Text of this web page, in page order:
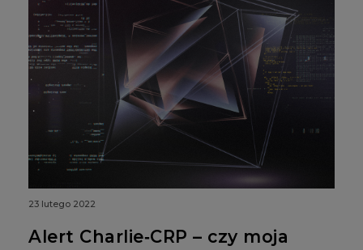
23 lutego 2022
Alert Charlie‑CRP – czy moja